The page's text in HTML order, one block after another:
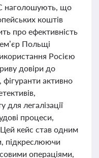
наголошують, що
коштів
про ефективність
Польщі
Росією
довіри до
фігуранти активно
легалізації
процеси,
Цей кейс став одним
підкреслюючи
операціями,